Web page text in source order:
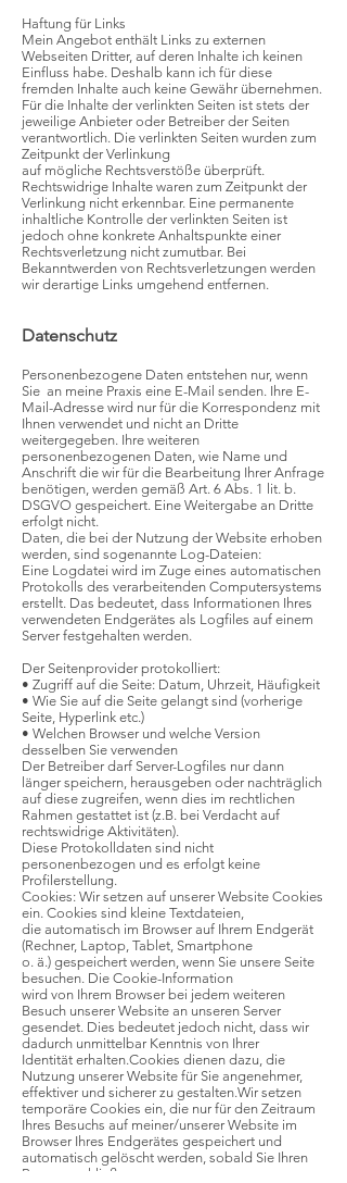
Haftung für Links
Mein Angebot enthält Links zu externen
Webseiten Dritter, auf deren Inhalte ich keinen
Einfluss habe. Deshalb kann ich für diese
fremden Inhalte auch keine Gewähr übernehmen.
Für die Inhalte der verlinkten Seiten ist stets der
jeweilige Anbieter oder Betreiber der Seiten
verantwortlich. Die verlinkten Seiten wurden zum
Zeitpunkt der Verlinkung
auf mögliche Rechtsverstöße überprüft.
Rechtswidrige Inhalte waren zum Zeitpunkt der
Verlinkung nicht erkennbar. Eine permanente
inhaltliche Kontrolle der verlinkten Seiten ist
jedoch ohne konkrete Anhaltspunkte einer
Rechtsverletzung nicht zumutbar. Bei
Bekanntwerden von Rechtsverletzungen werden
wir derartige Links umgehend entfernen.
Datenschutz
Personenbezogene Daten entstehen nur, wenn
Sie an meine Praxis eine E-Mail senden. Ihre E-
Mail-Adresse wird nur für die Korrespondenz mit
Ihnen verwendet und nicht an Dritte
weitergegeben. Ihre weiteren
personenbezogenen Daten, wie Name und
Anschrift die wir für die Bearbeitung Ihrer Anfrage
benötigen, werden gemäß Art. 6 Abs. 1 lit. b.
DSGVO gespeichert. Eine Weitergabe an Dritte
erfolgt nicht.
Daten, die bei der Nutzung der Website erhoben
werden, sind sogenannte Log-Dateien:
Eine Logdatei wird im Zuge eines automatischen
Protokolls des verarbeitenden Computersystems
erstellt. Das bedeutet, dass Informationen Ihres
verwendeten Endgerätes als Logfiles auf einem
Server festgehalten werden.
Der Seitenprovider protokolliert:
• Zugriff auf die Seite: Datum, Uhrzeit, Häufigkeit
• Wie Sie auf die Seite gelangt sind (vorherige
Seite, Hyperlink etc.)
• Welchen Browser und welche Version
desselben Sie verwenden
Der Betreiber darf Server-Logfiles nur dann
länger speichern, herausgeben oder nachträglich
auf diese zugreifen, wenn dies im rechtlichen
Rahmen gestattet ist (z.B. bei Verdacht auf
rechtswidrige Aktivitäten).
Diese Protokolldaten sind nicht
personenbezogen und es erfolgt keine
Profilerstellung.
Cookies: Wir setzen auf unserer Website Cookies
ein. Cookies sind kleine Textdateien,
die automatisch im Browser auf Ihrem Endgerät
(Rechner, Laptop, Tablet, Smartphone
o. ä.) gespeichert werden, wenn Sie unsere Seite
besuchen. Die Cookie-Information
wird von Ihrem Browser bei jedem weiteren
Besuch unserer Website an unseren Server
gesendet. Dies bedeutet jedoch nicht, dass wir
dadurch unmittelbar Kenntnis von Ihrer
Identität erhalten.Cookies dienen dazu, die
Nutzung unserer Website für Sie angenehmer,
effektiver und sicherer zu gestalten.Wir setzen
temporäre Cookies ein, die nur für den Zeitraum
Ihres Besuchs auf meiner/unserer Website im
Browser Ihres Endgerätes gespeichert und
automatisch gelöscht werden, sobald Sie Ihren
Browser schließen.